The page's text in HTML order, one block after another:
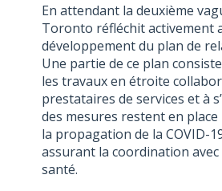
En attendant la deuxième
Toronto réfléchit activement
développement du plan de
Une partie de ce plan
les travaux en étroite
prestataires de services et à
des mesures restent en
la propagation de la COVID-
assurant la coordination avec
santé.